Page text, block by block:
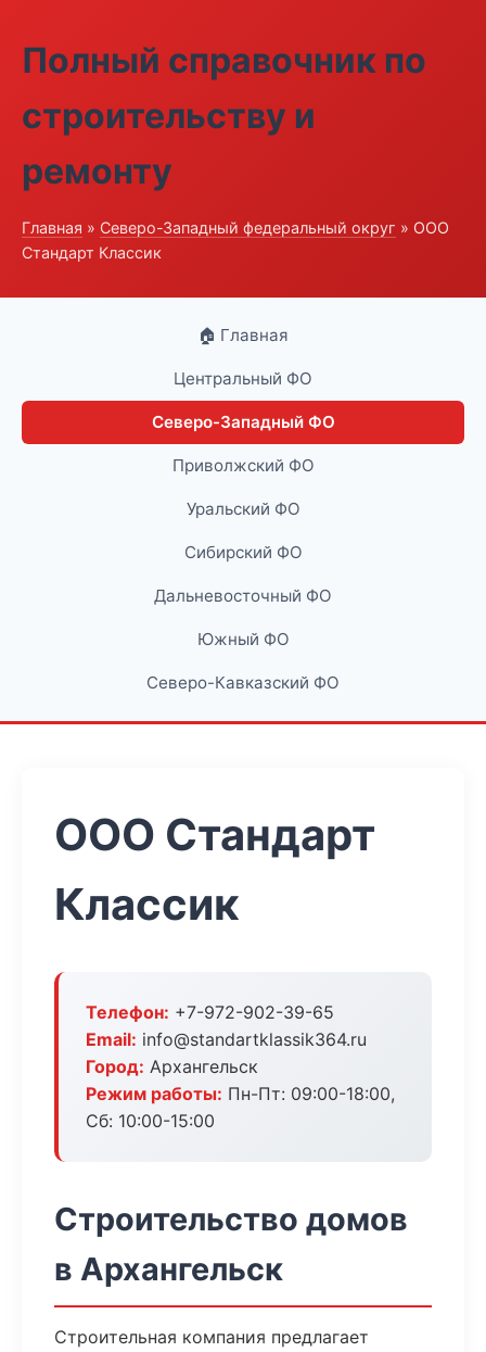
Полный справочник по
строительству и
ремонту
Главная » Северо-Западный федеральный округ » ООО
Стандарт Классик
🏠 Главная
Центральный ФО
Северо-Западный ФО
Приволжский ФО
Уральский ФО
Сибирский ФО
Дальневосточный ФО
Южный ФО
Северо-Кавказский ФО
ООО Стандарт
Классик
Телефон: +7-972-902-39-65
Email: info@standartklassik364.ru
Город: Архангельск
Режим работы: Пн-Пт: 09:00-18:00,
Сб: 10:00-15:00
Строительство домов
в Архангельск
Строительная компания предлагает